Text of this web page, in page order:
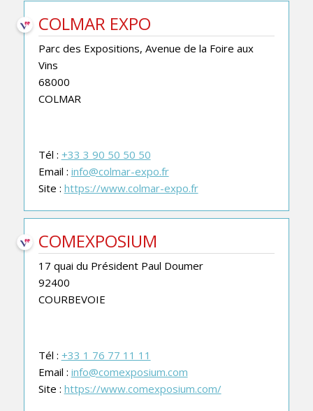
COLMAR EXPO
Parc des Expositions, Avenue de la Foire aux
Vins
68000
COLMAR
Tél : +33 3 90 50 50 50
Email : info@colmar-expo.fr
Site : https://www.colmar-expo.fr
COMEXPOSIUM
17 quai du Président Paul Doumer
92400
COURBEVOIE
Tél : +33 1 76 77 11 11
Email : info@comexposium.com
Site : https://www.comexposium.com/